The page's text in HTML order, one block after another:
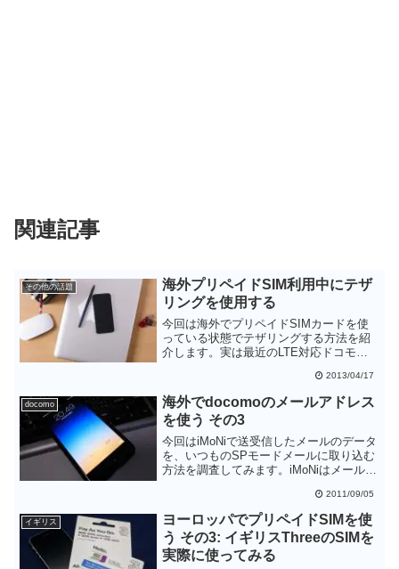
関連記事
その他の話題
海外プリペイドSIM利用中にテザ
リングを使用する
今回は海外でプリペイドSIMカードを使
っている状態でテザリングする方法を紹
介します。実は最近のLTE対応ドコモ端
末なら国内と同様に簡単にテザリングを
することができます。
2013/04/17
docomo
海外でdocomoのメールアドレス
を使う その3
今回はiMoNiで送受信したメールのデータ
を、いつものSPモードメールに取り込む
方法を調査してみます。iMoNiはメールの
タ形式が独自のためSPモードメールに取
り込むのは困難そうです。
2011/09/05
イギリス
ヨーロッパでプリペイドSIMを使
う その3: イギリスThreeのSIMを
実際に使ってみる